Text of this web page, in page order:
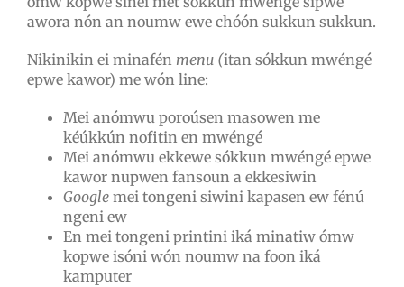
awora nón an noumw ewe chóón sukkun sukkun.
Nikinikin ei minafén menu (itan sókkun mwéngé
epwe kawor) me wón line:
Mei anómwu poroúsen masowen me
kéúkkún nofitin en mwéngé
Mei anómwu ekkewe sókkun mwéngé epwe
kawor nupwen fansoun a ekkesiwin
Google mei tongeni siwini kapasen ew fénú
ngeni ew
En mei tongeni printini iká minatiw ómw
kopwe isóni wón noumw na foon iká
kamputer